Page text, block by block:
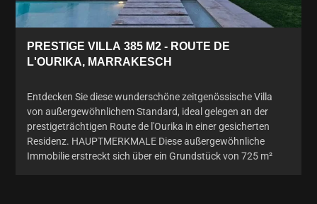
PRESTIGE VILLA 385 M2 - ROUTE DE
L'OURIKA, MARRAKESCH
Entdecken Sie diese wunderschöne zeitgenössische Villa
von außergewöhnlichem Standard, ideal gelegen an der
prestigeträchtigen Route de l'Ourika in einer gesicherten
Residenz. HAUPTMERKMALE Diese außergewöhnliche
Immobilie erstreckt sich über ein Grundstück von 725 m²